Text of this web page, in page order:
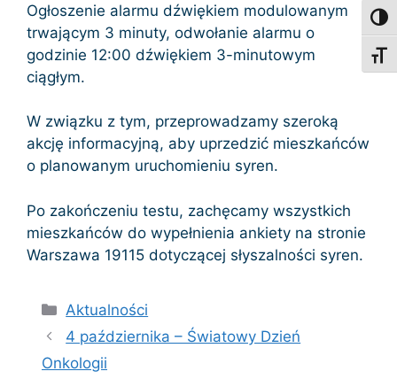
Ogłoszenie alarmu dźwiękiem modulowanym
trwającym 3 minuty, odwołanie alarmu o
godzinie 12:00 dźwiękiem 3-minutowym
ciągłym.
W związku z tym, przeprowadzamy szeroką
akcję informacyjną, aby uprzedzić mieszkańców
o planowanym uruchomieniu syren.
Po zakończeniu testu, zachęcamy wszystkich
mieszkańców do wypełnienia ankiety na stronie
Warszawa 19115 dotyczącej słyszalności syren.
Kategorie
Aktualności
4 października – Światowy Dzień
Onkologii